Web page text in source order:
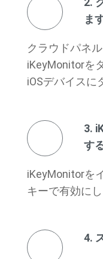
ま
クラウドパネ
iKeyMonitorを
iOSデバイスに
3.
す
iKeyMonitorを
キーで有効にし
4.